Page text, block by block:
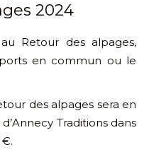
2024
Retour des alpages,
en commun ou le
des alpages sera en
Traditions dans